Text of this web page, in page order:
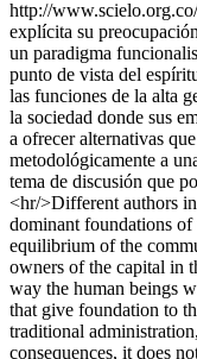
http://
explícita su
un paradigma
punto de vista del
las funciones de la alta
la sociedad donde sus
a ofrecer alternativas
metodológicamente a
tema de discusión que
<hr/>Different authors
dominant foundations of
equilibrium of the
owners of the capital in
way the human beings
that give foundation to
traditional
consequences, it does